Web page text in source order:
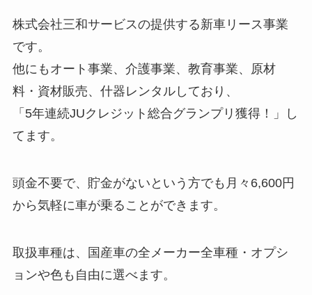
株式会社三和サービスの提供する新車リース事業
です。
他にもオート事業、介護事業、教育事業、原材
料・資材販売、什器レンタルしており、
「5年連続JUクレジット総合グランプリ獲得！」し
てます。
頭金不要で、貯金がないという方でも月々6,600円
から気軽に車が乗ることができます。
取扱車種は、国産車の全メーカー全車種・オプシ
ョンや色も自由に選べます。